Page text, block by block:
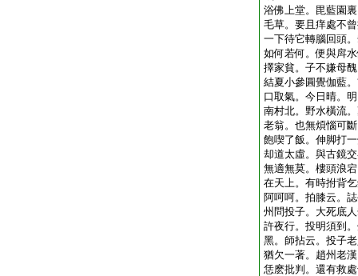
浴佛上堂。毘藍園
毛草。要且痒處不
一下待它轉腦回頭
如何若何。便與戽
擇家貧。子不嫌母醜
結夏小參圓覺伽藍
口取氣。今日晴。
南村北。野水橫流
老翁。也無煩惱可
飽喫了飯。伸脚打
却道太虛。與古鏡
無適無莫。樓頭浪
在天上。有時拊背
阿呵呵。拍膝云。
州問投子。大死底
許夜行。投明須到
黑。師拈云。投子
猶欠一著。趙州老
恁麽批判。還有救